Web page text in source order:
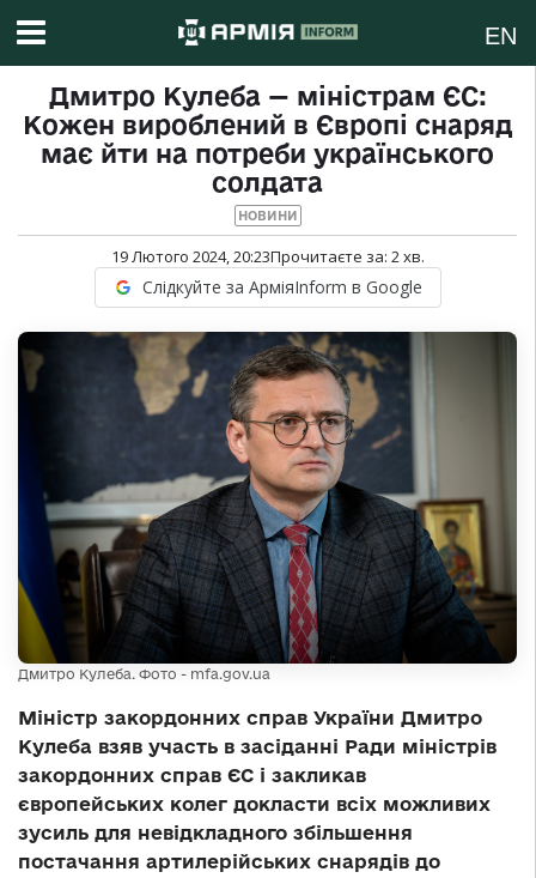
EN
Дмитро Кулеба — міністрам ЄС:
Кожен вироблений в Європі снаряд
має йти на потреби українського
солдата
НОВИНИ
19 Лютого 2024, 20:23Прочитаєте за: 2хв.
Слідкуйте за АрміяInform в Google
Дмитро Кулеба. Фото - mfa.gov.ua
Міністр закордонних справ України Дмитро
Кулеба взяв участь в засіданні Ради міністрів
закордонних справ ЄС і закликав
європейських колег докласти всіх можливих
зусиль для невідкладного збільшення
постачання артилерійських снарядів до